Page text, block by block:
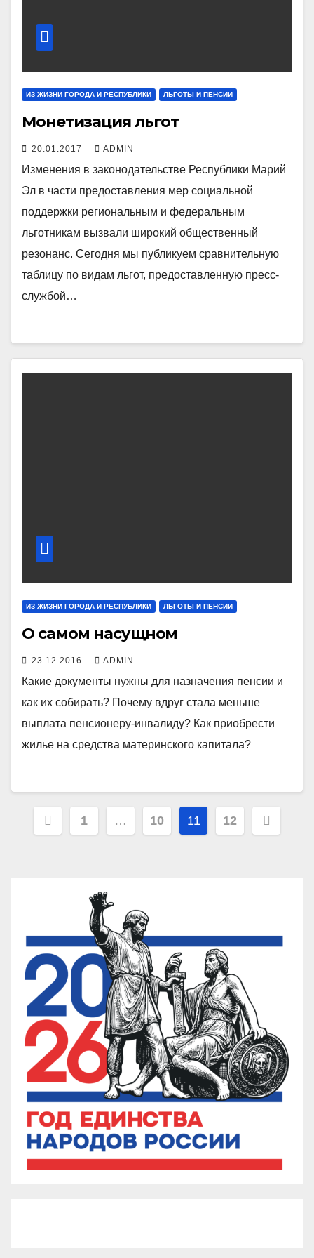
ИЗ ЖИЗНИ ГОРОДА И РЕСПУБЛИКИ ЛЬГОТЫ И ПЕНСИИ
Монетизация льгот
20.01.2017 ADMIN
Изменения в законодательстве Республики Марий
Эл в части предоставления мер социальной
поддержки региональным и федеральным
льготникам вызвали широкий общественный
резонанс. Сегодня мы публикуем сравнительную
таблицу по видам льгот, предоставленную пресс-
службой…
ИЗ ЖИЗНИ ГОРОДА И РЕСПУБЛИКИ ЛЬГОТЫ И ПЕНСИИ
О самом насущном
23.12.2016 ADMIN
Какие документы нужны для назначения пенсии и
как их собирать? Почему вдруг стала меньше
выплата пенсионеру-инвалиду? Как приобрести
жилье на средства материнского капитала?
Пагинация
1 … 10 11 12